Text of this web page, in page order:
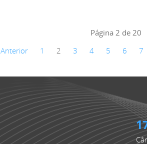
Página 2 de 20
Anterior 1 2 3 4 5 6 7